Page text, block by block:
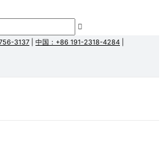
3137 中国：+86 191-2318-4284